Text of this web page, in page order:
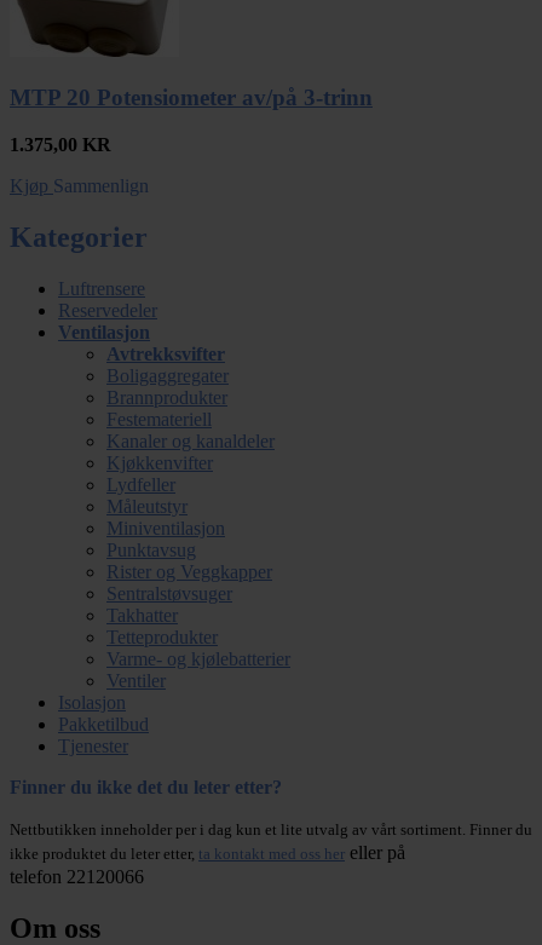
MTP 20 Potensiometer av/på 3-trinn
1.375,00 KR
Kjøp Sammenlign
Kategorier
Luftrensere
Reservedeler
Ventilasjon
Avtrekksvifter
Boligaggregater
Brannprodukter
Festemateriell
Kanaler og kanaldeler
Kjøkkenvifter
Lydfeller
Måleutstyr
Miniventilasjon
Punktavsug
Rister og Veggkapper
Sentralstøvsuger
Takhatter
Tetteprodukter
Varme- og kjølebatterier
Ventiler
Isolasjon
Pakketilbud
Tjenester
Finner du ikke det du leter etter?
Nettbutikken inneholder per i dag kun et lite utvalg av vårt sortiment. Finner du
ikke produktet du leter etter, ta kontakt med oss her eller på
telefon 22120066
Om oss